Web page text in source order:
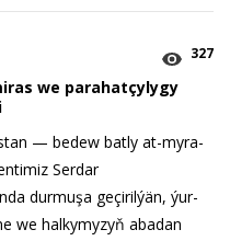
327
we pa­ra­hat­çy­ly­gy
— be­dew bat­ly at-my­ra­
Serdar
dur­mu­şa ge­çi­ril­ýän, ýur­
we hal­ky­my­zyň aba­dan